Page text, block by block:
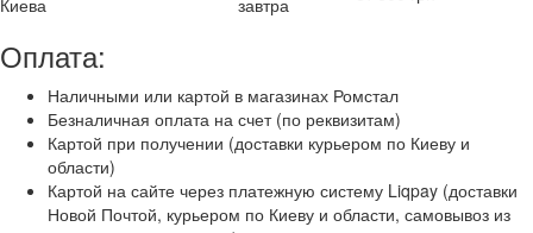
Киева
завтра
Оплата:
Наличными или картой в магазинах Ромстал
Безналичная оплата на счет (по реквизитам)
Картой при получении (доставки курьером по Киеву и
области)
Картой на сайте через платежную систему Liqpay (доставки
Новой Почтой, курьером по Киеву и области, самовывоз из